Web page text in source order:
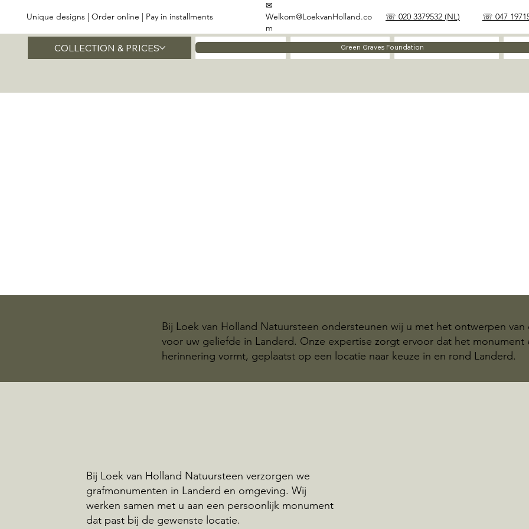
Unique designs | Order online | Pay in installments ☏ 020 3379532 (NL) ☏ 047
✉
Welkom@LoekvanHolland.co
m
COLLECTION & PRICES Method
Green Graves Foundation
Bij Loek van Holland Natuursteen ondersteunen wij u met het ontwerpen van
voor uw geliefde in Landerd. Onze expertise zorgt ervoor dat het monument
herinnering vormt, geplaatst op een locatie naar keuze in en rond Landerd.
Bij Loek van Holland Natuursteen verzorgen we
grafmonumenten in Landerd en omgeving. Wij
werken samen met u aan een persoonlijk monument
dat past bij de gewenste locatie.